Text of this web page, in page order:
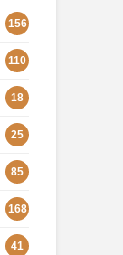
156
110
18
25
85
168
41